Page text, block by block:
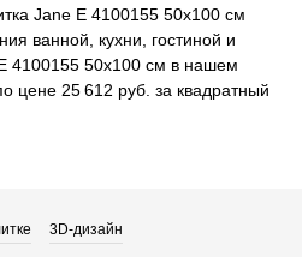
Jane E 4100155 50x100 см
ванной, кухни, гостиной и
4100155 50x100 см в нашем
цене 25 612 руб. за квадратный
3D-дизайн